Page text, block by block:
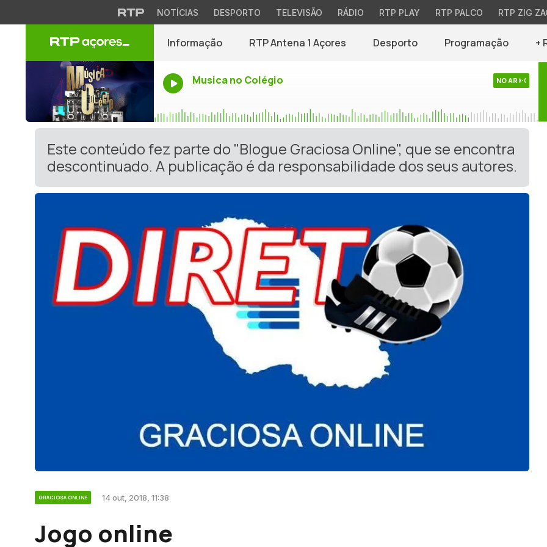
NOTÍCIAS DESPORTO TELEVISÃO RÁDIO RTP PLAY RTP PALCO RTP ZIG
Informação RTP Antena 1 Açores Desporto Programação +
Musica no Colégio NO AR
Este conteúdo fez parte do "Blogue Graciosa Online", que se encontra
descontinuado. A publicação é da responsabilidade dos seus autores.
GRACIOSA ONLINE 14 out, 2018, 11:38
Jogo online